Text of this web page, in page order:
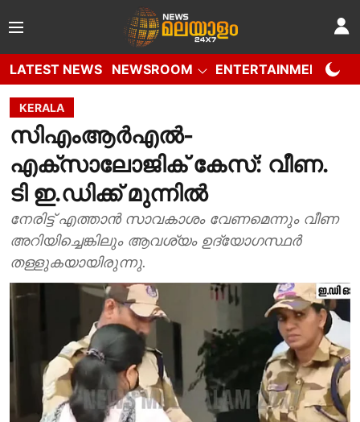
LATEST NEWS NEWSROOM ENTERTAINMENT
KERALA
സിഎംആർഎൽ-
എക്സാലോജിക് കേസ്: വീണ.
ടി ഇ.ഡിക്ക് മുന്നിൽ
നേരിട്ട് എത്താൻ സാവകാശം വേണമെന്നും വീണ
അറിയിച്ചെങ്കിലും ആവശ്യം ഉദ്യോഗസ്ഥർ
തള്ളുകയായിരുന്നു.